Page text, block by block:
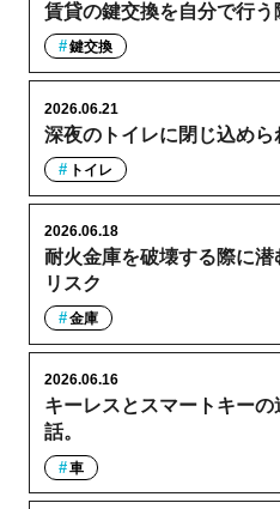
賃貸の鍵交換を自分で行
鍵交換
深夜のトイレに閉じ込め
2026.06.21
トイレ
耐火金庫を破壊する際に
リスク
2026.06.18
金庫
キーレスとスマートキー
話。
2026.06.16
車